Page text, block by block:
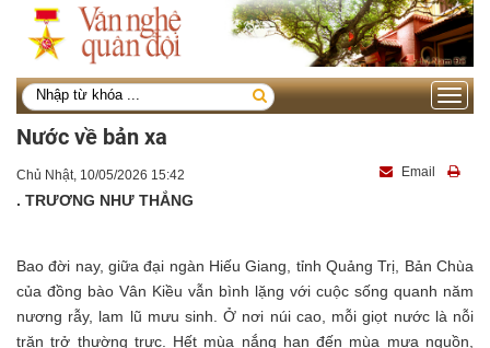
Toggle
Nước về bản xa
Chủ Nhật, 10/05/2026 15:42 Email
. TRƯƠNG NHƯ THẮNG
Bao đời nay, giữa đại ngàn Hiếu Giang, tỉnh Quảng Trị, Bản Chùa
của đồng bào Vân Kiều vẫn bình lặng với cuộc sống quanh năm
nương rẫy, lam lũ mưu sinh. Ở nơi núi cao, mỗi giọt nước là nỗi
trăn trở thường trực. Hết mùa nắng hạn đến mùa mưa nguồn,